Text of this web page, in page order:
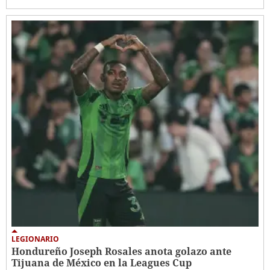
LEGIONARIO
Hondureño Joseph Rosales anota golazo ante
Tijuana de México en la Leagues Cup